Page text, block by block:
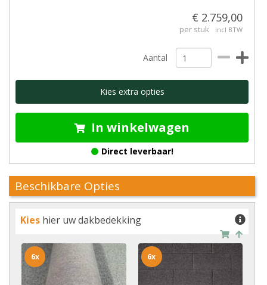
€ 2.759,00
per stuk incl BTW
Aantal
Kies extra opties
In winkelwagen
Direct leverbaar!
Beschikbare Opties
Kies hier uw dakbedekking
6x 6x